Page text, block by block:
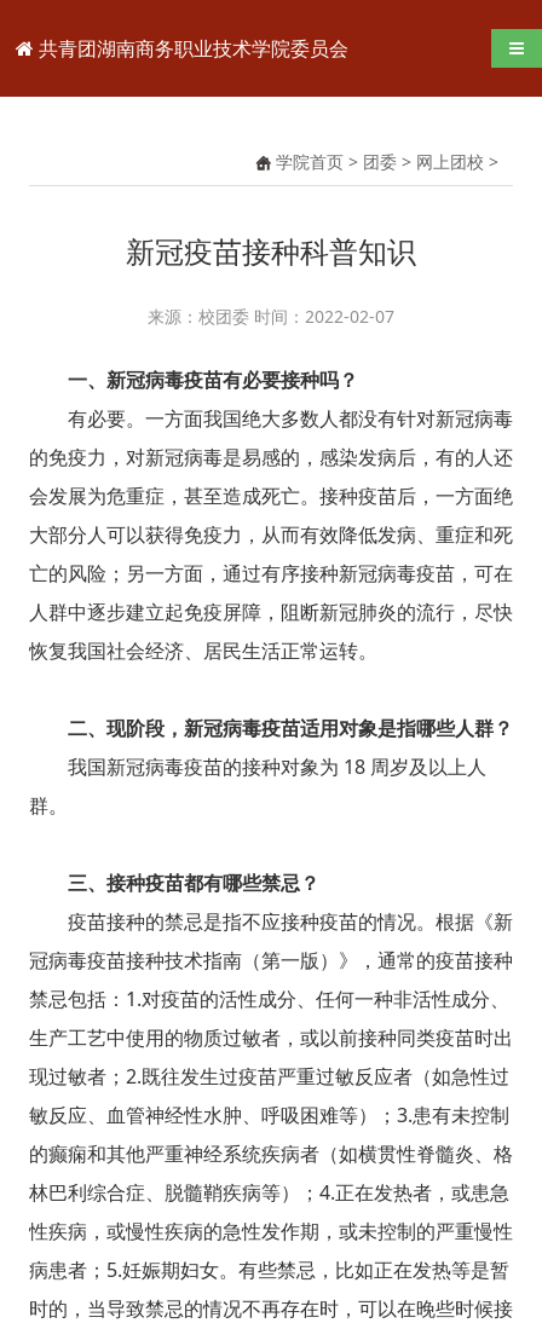
共青团湖南商务职业技术学院委员会 导
学院首页 > 团委 > 网上团校 >
新冠疫苗接种科普知识
来源：校团委 时间：2022-02-07
一、新冠病毒疫苗有必要接种吗？
有必要。一方面我国绝大多数人都没有针对新冠病毒
的免疫力，对新冠病毒是易感的，感染发病后，有的人还
会发展为危重症，甚至造成死亡。接种疫苗后，一方面绝
大部分人可以获得免疫力，从而有效降低发病、重症和死
亡的风险；另一方面，通过有序接种新冠病毒疫苗，可在
人群中逐步建立起免疫屏障，阻断新冠肺炎的流行，尽快
恢复我国社会经济、居民生活正常运转。
二、现阶段，新冠病毒疫苗适用对象是指哪些人群？
我国新冠病毒疫苗的接种对象为 18 周岁及以上人
群。
三、接种疫苗都有哪些禁忌？
疫苗接种的禁忌是指不应接种疫苗的情况。根据《新
冠病毒疫苗接种技术指南（第一版）》，通常的疫苗接种
禁忌包括：1.对疫苗的活性成分、任何一种非活性成分、
生产工艺中使用的物质过敏者，或以前接种同类疫苗时出
现过敏者；2.既往发生过疫苗严重过敏反应者（如急性过
敏反应、血管神经性水肿、呼吸困难等）；3.患有未控制
的癫痫和其他严重神经系统疾病者（如横贯性脊髓炎、格
林巴利综合症、脱髓鞘疾病等）；4.正在发热者，或患急
性疾病，或慢性疾病的急性发作期，或未控制的严重慢性
病患者；5.妊娠期妇女。有些禁忌，比如正在发热等是暂
时的，当导致禁忌的情况不再存在时，可以在晚些时候接